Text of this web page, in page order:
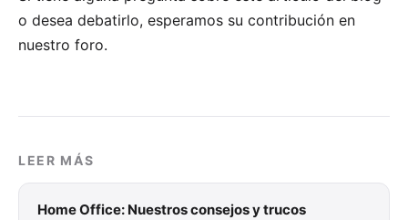
o desea debatirlo, esperamos su contribución en
nuestro foro.
LEER MÁS
Home Office: Nuestros consejos y trucos